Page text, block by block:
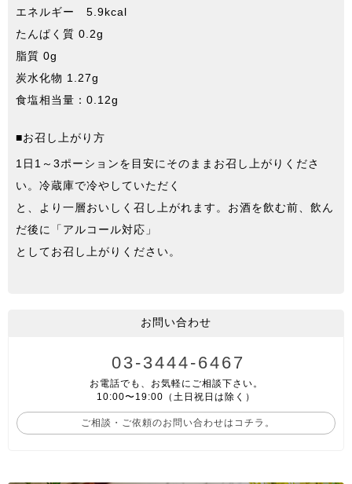
エネルギー 5.9kcal
たんぱく質 0.2g
脂質 0g
炭水化物 1.27g
食塩相当量：0.12g
■お召し上がり方
1日1～3ポーションを目安にそのままお召し上がりくださ
い。冷蔵庫で冷やしていただく
と、より一層おいしく召し上がれます。お酒を飲む前、飲ん
だ後に「アルコール対応」
としてお召し上がりください。
お問い合わせ
03-3444-6467
お電話でも、お気軽にご相談下さい。
10:00〜19:00（土日祝日は除く）
ご相談・ご依頼のお問い合わせはコチラ。